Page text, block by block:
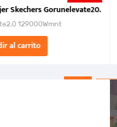
Skechers Gorunelevate20.
129000Wmnt
al carrito